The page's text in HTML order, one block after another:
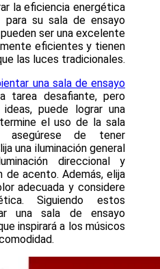
la eficiencia energética
para su sala de ensayo
ser una excelente
eficientes y tienen
las luces tradicionales.
una sala de ensayo
tarea desafiante, pero
puede lograr una
el uso de la sala
asegúrese de tener
una iluminación general
direccional y
de acento. Además, elija
adecuada y considere
Siguiendo estos
una sala de ensayo
inspirará a los músicos